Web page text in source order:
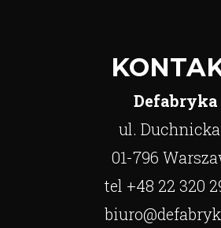
Defabryka
ul.
01-796
tel +48 22 320